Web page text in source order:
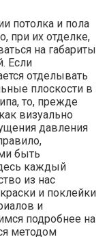
потолка и пола
при их отделке,
на габариты
Если
отделывать
плоскости в
то, прежде
визуально
давления
быть
каждый
из нас
и поклейки
и
подробнее на
методом